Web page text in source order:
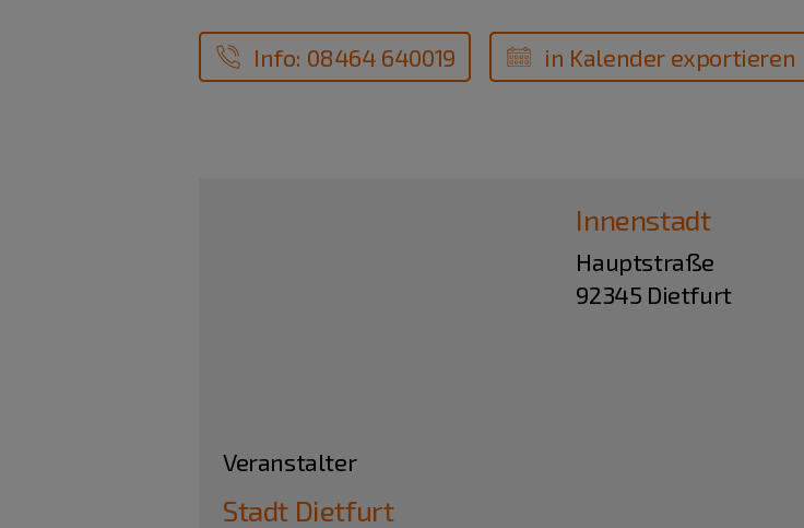
Info: 08464 640019 in Kalender exportieren
Innenstadt
Hauptstraße
92345 Dietfurt
Veranstalter
Stadt Dietfurt